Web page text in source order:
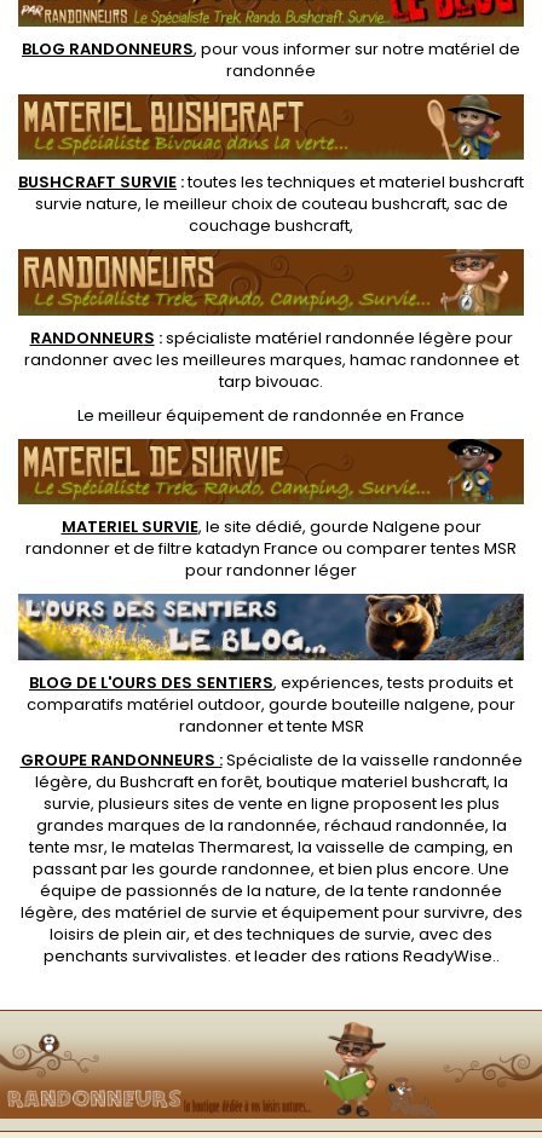
BLOG RANDONNEURS, pour vous informer sur notre matériel de
randonnée
BUSHCRAFT SURVIE :toutes les techniques etmateriel bushcraft
survie nature, le meilleur choix de couteau bushcraft, sac de
couchage bushcraft,
RANDONNEURS :spécialiste matériel randonnée légère pour
randonner avec les meilleures marques, hamac randonnee et
tarp bivouac.
Le meilleur équipement de randonnée en France
MATERIEL SURVIE, le site dédié, gourde Nalgene pour
randonneret defiltre katadyn France ou comparer tentes MSR
pour randonner léger
BLOG DE L'OURS DES SENTIERS, expériences, tests produits et
comparatifs matériel outdoor, gourde bouteille nalgene, pour
randonner ettente MSR
GROUPE RANDONNEURS :Spécialiste de la vaisselle randonnée
légère, du Bushcraft en forêt, boutique materiel bushcraft, la
survie, plusieurs sites de vente en ligne proposent les plus
grandes marques de la randonnée, réchaud randonnée, la
tente msr, le matelas Thermarest, la vaisselle de camping, en
passant par les gourde randonnee, et bien plus encore. Une
équipe de passionnés de la nature, de latente randonnée
légère, des matériel de survie et équipement pour survivre, des
loisirs de plein air, et des techniques de survie, avec des
penchants survivalistes. et leader des rations ReadyWise..